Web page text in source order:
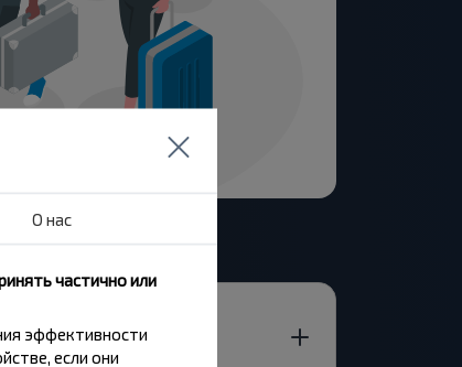
О нас
частично или
эффективности
если они